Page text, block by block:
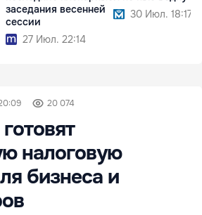
заседания весенней
сессии
27 Июл. 22:14
30 Июл. 18:17
20 074
налоговую
бизнеса и